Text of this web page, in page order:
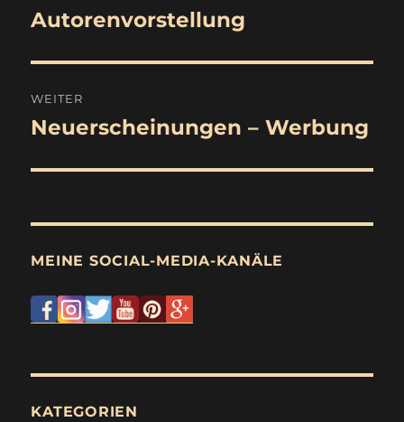
Vorheriger
Autorenvorstellung
WEITER
Nächster
Neuerscheinungen – Werbung
MEINE SOCIAL-MEDIA-KANÄLE
KATEGORIEN